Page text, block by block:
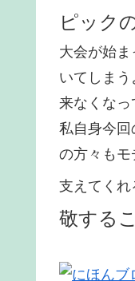
ピック
大会が始
いてしま
来なくなっ
私自身今回
の方々も
支えてくれ
敬する